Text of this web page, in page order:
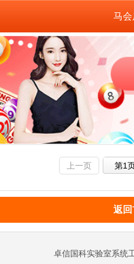
马会
上一页 第1
返
卓信国科实验室系统